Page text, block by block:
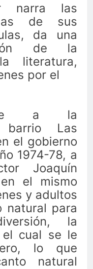
narra las
de sus
da una
de la
literatura,
por el
a la
barrio Las
el gobierno
1974-78, a
Joaquín
el mismo
y adultos
natural para
la
cual se le
lo que
natural